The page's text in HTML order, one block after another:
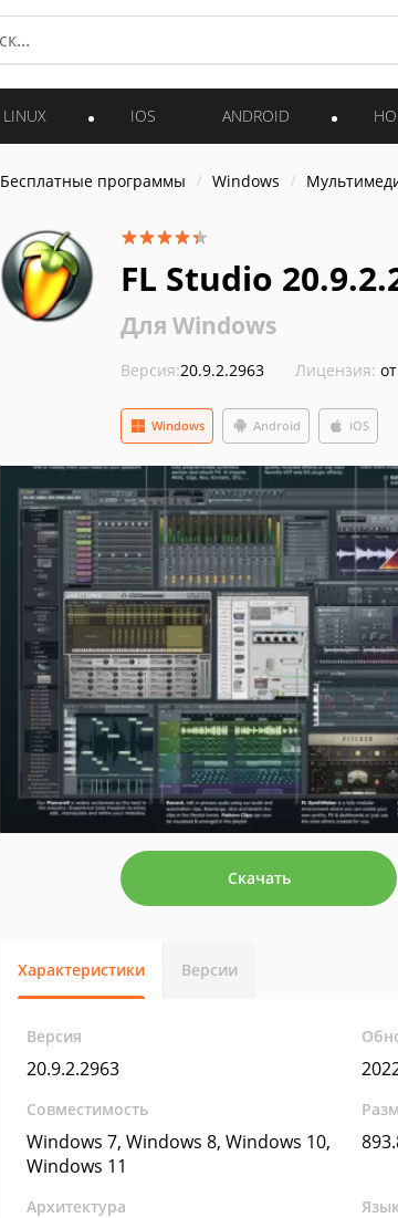
LINUX IOS ANDROID
Бесплатные программы Windows
FL Studio
Для Windows
Версия:20.9.2.2963 Лицензия:
Windows Android iOS
Скачать
Характеристики Версии
Версия
20.9.2.2963
Совместимость
Windows 7, Windows 8, Windows 10,
Windows 11
Архитектура